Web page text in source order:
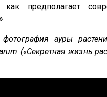
как предполагает
фотография ауры
(«Секретная жизнь